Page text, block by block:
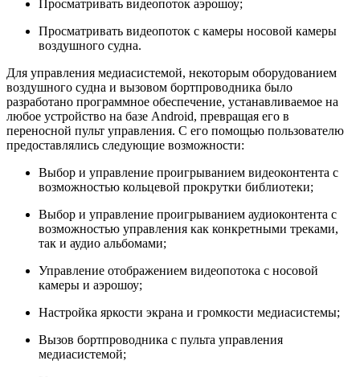
Просматривать видеопоток аэрошоу;
Просматривать видеопоток с камеры носовой камеры
воздушного судна.
Для управления медиасистемой, некоторым оборудованием
воздушного судна и вызовом бортпроводника было
разработано программное обеспечение, устанавливаемое на
любое устройство на базе Android, превращая его в
переносной пульт управления. С его помощью пользователю
предоставлялись следующие возможности:
Выбор и управление проигрыванием видеоконтента с
возможностью кольцевой прокрутки библиотеки;
Выбор и управление проигрыванием аудиоконтента с
возможностью управления как конкретными треками,
так и аудио альбомами;
Управление отображением видеопотока с носовой
камеры и аэрошоу;
Настройка яркости экрана и громкости медиасистемы;
Вызов бортпроводника с пульта управления
медиасистемой;